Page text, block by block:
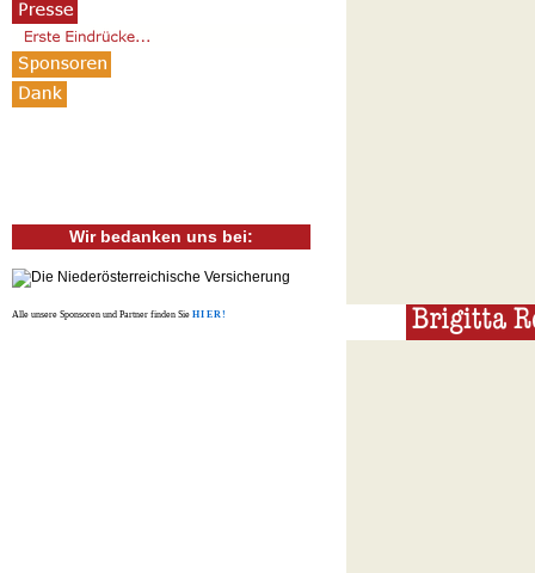
Wir bedanken uns bei:
Alle unsere Sponsoren und Partner finden Sie HIER!